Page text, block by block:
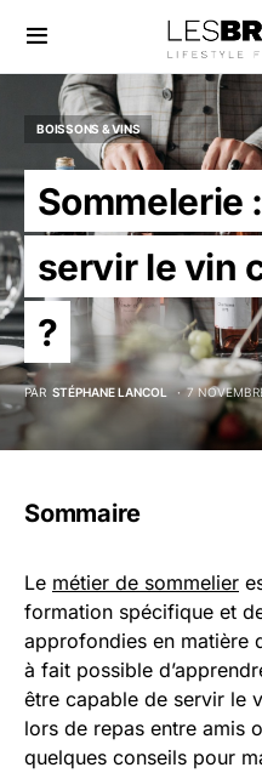
BOISSONS & VINS
Sommelerie
servir le vin
?
PAR STÉPHANE LANCOL 7
Sommaire
Le métier de sommelier
formation spécifique et
approfondies en matière
à fait possible
être capable de servir le
lors de repas entre amis
quelques conseils pour